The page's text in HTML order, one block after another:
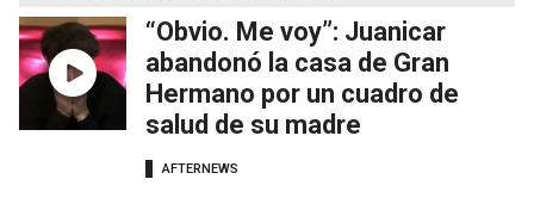
“Obvio. Me voy”: Juanicar
abandonó la casa de Gran
Hermano por un cuadro de
salud de su madre
AFTERNEWS